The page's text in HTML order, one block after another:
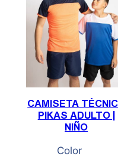
CAMISETA
PIKAS ADULTO |
NIÑO
Color